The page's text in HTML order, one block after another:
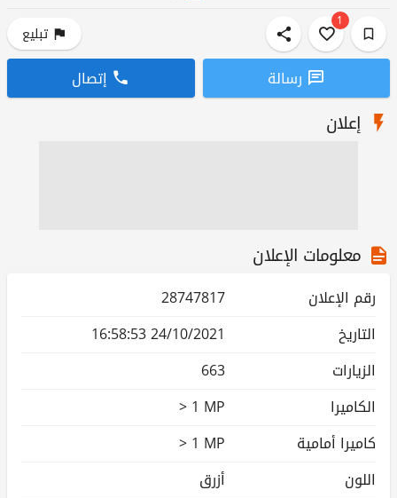
1
تبليع
رسالة إتصال
إعلان
معلومات الإعلان
رقم الإعلان
28747817
التاريخ
24/10/2021 16:58:53
الزيارات
663
الكاميرا
> 1 MP
كاميرا أمامية
> 1 MP
اللون
أزرق